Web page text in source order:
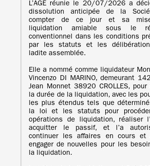
L’AGE réunie le 20/07/2026 a
dissolution anticipée de la
compter de ce jour et sa
liquidation amiable sous le
conventionnel dans les conditions
par les statuts et les
ladite assemblée.
Elle a nommé comme liquidateur
Vincenzo DI MARINO, demeurant
Jean Monnet 38920 CROLLES, pour
la durée de la liquidation, avec les
les plus étendus tels que
la loi et les statuts pour
opérations de liquidation, réaliser
acquitter le passif, et l’a
continuer les affaires en cours et
engager de nouvelles pour les
la liquidation.